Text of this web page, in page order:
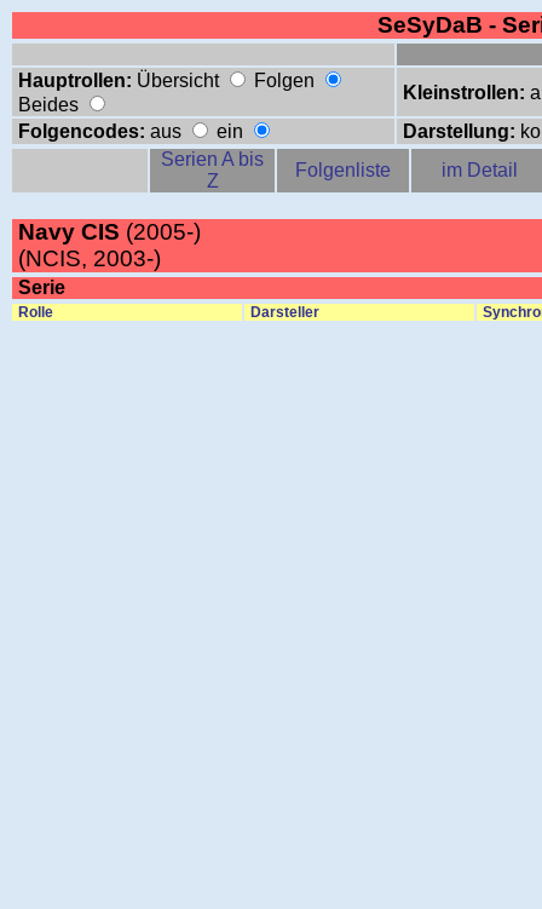
SeSyDaB -
Hauptrollen: Übersicht
Folgen
Beides
Kleinstrollen:
Folgencodes: aus ein Darstellung:
Serien A bis
Z
Folgenliste im Detail
Navy CIS (2005-)
(NCIS, 2003-)
Serie
Rolle Darsteller